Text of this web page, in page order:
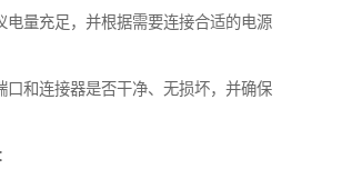
量充足，并根据需要连接合适的电源
和连接器是否干净、无损坏，并确保